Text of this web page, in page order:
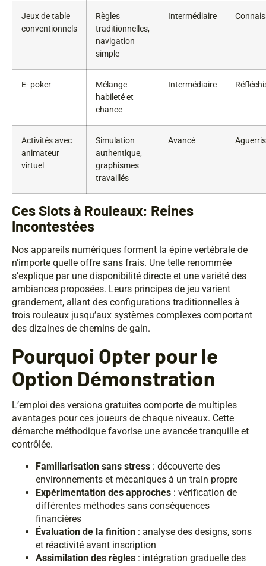
Jeux de table
conventionnels
Règles
traditionnelles,
navigation
simple
Intermédiaire
E- poker
Mélange
habileté et
chance
Intermédiaire
Activités avec
animateur
virtuel
Simulation
authentique,
graphismes
travaillés
Avancé Aguerris
Ces Slots à Rouleaux: Reines
Incontestées
Nos appareils numériques forment la épine vertébrale de
n’importe quelle offre sans frais. Une telle renommée
s’explique par une disponibilité directe et une variété des
ambiances proposées. Leurs principes de jeu varient
grandement, allant des configurations traditionnelles à
trois rouleaux jusqu’aux systèmes complexes comportant
des dizaines de chemins de gain.
Pourquoi Opter pour le
Option Démonstration
L’emploi des versions gratuites comporte de multiples
avantages pour ces joueurs de chaque niveaux. Cette
démarche méthodique favorise une avancée tranquille et
contrôlée.
Familiarisation sans stress : découverte des
environnements et mécaniques à un train propre
Expérimentation des approches : vérification de
différentes méthodes sans conséquences
financières
Évaluation de la finition : analyse des designs, sons
et réactivité avant inscription
Assimilation des règles : intégration graduelle des